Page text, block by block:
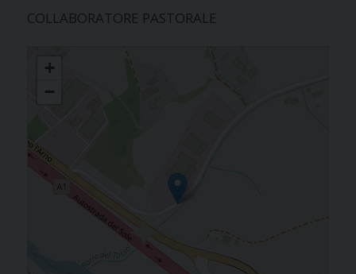
COLLABORATORE PASTORALE
+
−